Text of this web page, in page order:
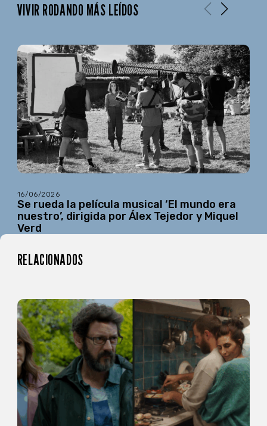
VIVIR RODANDO MÁS LEÍDOS
16/06/2026
Se rueda la película musical ‘El mundo era
nuestro’, dirigida por Álex Tejedor y Miquel
Verd
RELACIONADOS